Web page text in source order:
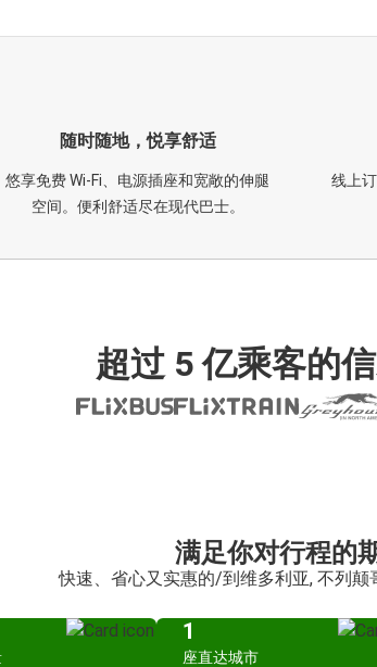
随时随地，悦享舒适
悠享免费 Wi-Fi、电源插座和宽敞的伸腿
空间。便利舒适尽在现代巴士。
线上
超过 5 亿乘客的
满足你对行程的
快速、省心又实惠的/到维多利亚, 不列颠
1
座直达城市